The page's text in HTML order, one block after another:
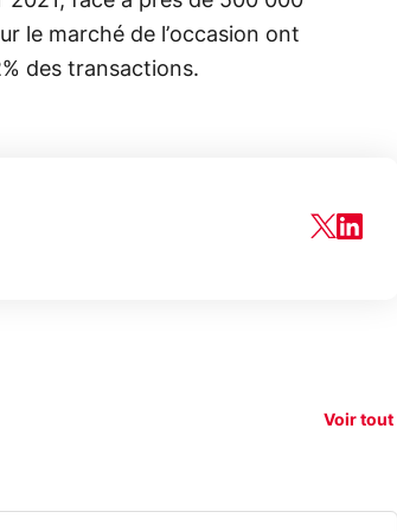
le marché de l’occasion ont
des transactions.
Voir tout